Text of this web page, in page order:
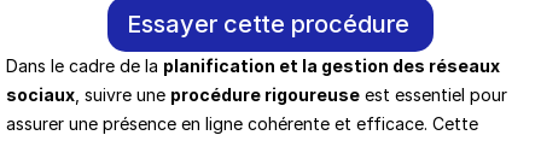
Essayer cette procédure
Dans le cadre de la planification et la gestion des réseaux
sociaux , suivre une procédure rigoureuse est essentiel pour
assurer une présence en ligne cohérente et efficace. Cette